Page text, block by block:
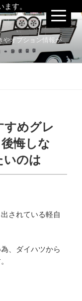
す。
やオプション情報が
すめグレ
悔しな
いのは
されている軽自
、ダイハツから